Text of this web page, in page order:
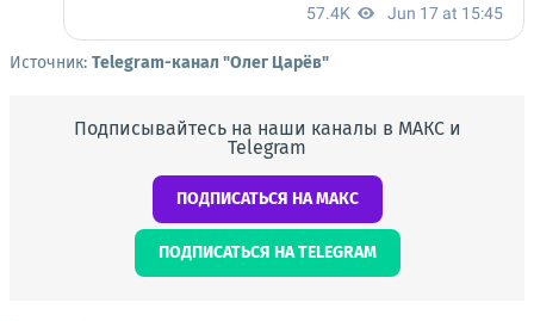
Источник: Telegram-канал "Олег Царёв"
Подписывайтесь на наши каналы в МАКС и
Telegram
ПОДПИСАТЬСЯ НА МАКС
ПОДПИСАТЬСЯ НА TELEGRAM